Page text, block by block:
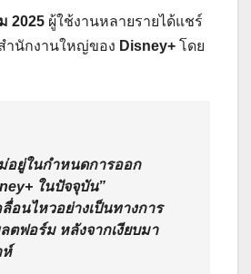
2025 ผู้ใช้งานหลายรายได้แชร์
ำนักงานใหญ่ของ Disney+ โดย
ม่อยู่ในกำหนดการออก
ในปัจจุบัน”
อนไหวอย่างเป็นทางการ
ตฟอร์ม หลังจากเงียบมา
ห์